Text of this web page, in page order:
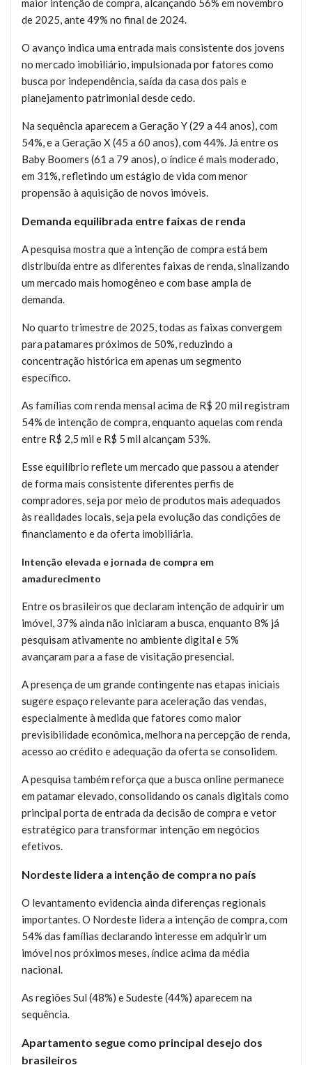
maior intenção de compra, alcançando 56% em novembro
de 2025, ante 49% no final de 2024.
O avanço indica uma entrada mais consistente dos jovens
no mercado imobiliário, impulsionada por fatores como
busca por independência, saída da casa dos pais e
planejamento patrimonial desde cedo.
Na sequência aparecem a Geração Y (29 a 44 anos), com
54%, e a Geração X (45 a 60 anos), com 44%. Já entre os
Baby Boomers (61 a 79 anos), o índice é mais moderado,
em 31%, refletindo um estágio de vida com menor
propensão à aquisição de novos imóveis.
Demanda equilibrada entre faixas de renda
A pesquisa mostra que a intenção de compra está bem
distribuída entre as diferentes faixas de renda, sinalizando
um mercado mais homogêneo e com base ampla de
demanda.
No quarto trimestre de 2025, todas as faixas convergem
para patamares próximos de 50%, reduzindo a
concentração histórica em apenas um segmento
específico.
As famílias com renda mensal acima de R$ 20 mil registram
54% de intenção de compra, enquanto aquelas com renda
entre R$ 2,5 mil e R$ 5 mil alcançam 53%.
Esse equilíbrio reflete um mercado que passou a atender
de forma mais consistente diferentes perfis de
compradores, seja por meio de produtos mais adequados
às realidades locais, seja pela evolução das condições de
financiamento e da oferta imobiliária.
Intenção elevada e jornada de compra em
amadurecimento
Entre os brasileiros que declaram intenção de adquirir um
imóvel, 37% ainda não iniciaram a busca, enquanto 8% já
pesquisam ativamente no ambiente digital e 5%
avançaram para a fase de visitação presencial.
A presença de um grande contingente nas etapas iniciais
sugere espaço relevante para aceleração das vendas,
especialmente à medida que fatores como maior
previsibilidade econômica, melhora na percepção de renda,
acesso ao crédito e adequação da oferta se consolidem.
A pesquisa também reforça que a busca online permanece
em patamar elevado, consolidando os canais digitais como
principal porta de entrada da decisão de compra e vetor
estratégico para transformar intenção em negócios
efetivos.
Nordeste lidera a intenção de compra no país
O levantamento evidencia ainda diferenças regionais
importantes. O Nordeste lidera a intenção de compra, com
54% das famílias declarando interesse em adquirir um
imóvel nos próximos meses, índice acima da média
nacional.
As regiões Sul (48%) e Sudeste (44%) aparecem na
sequência.
Apartamento segue como principal desejo dos
brasileiros